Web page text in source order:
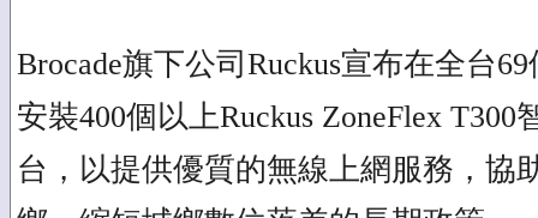
Brocade旗下公司Ruckus宣布在全台
安裝400個以上Ruckus ZoneFlex
台，以提供優質的無線上網服務，協